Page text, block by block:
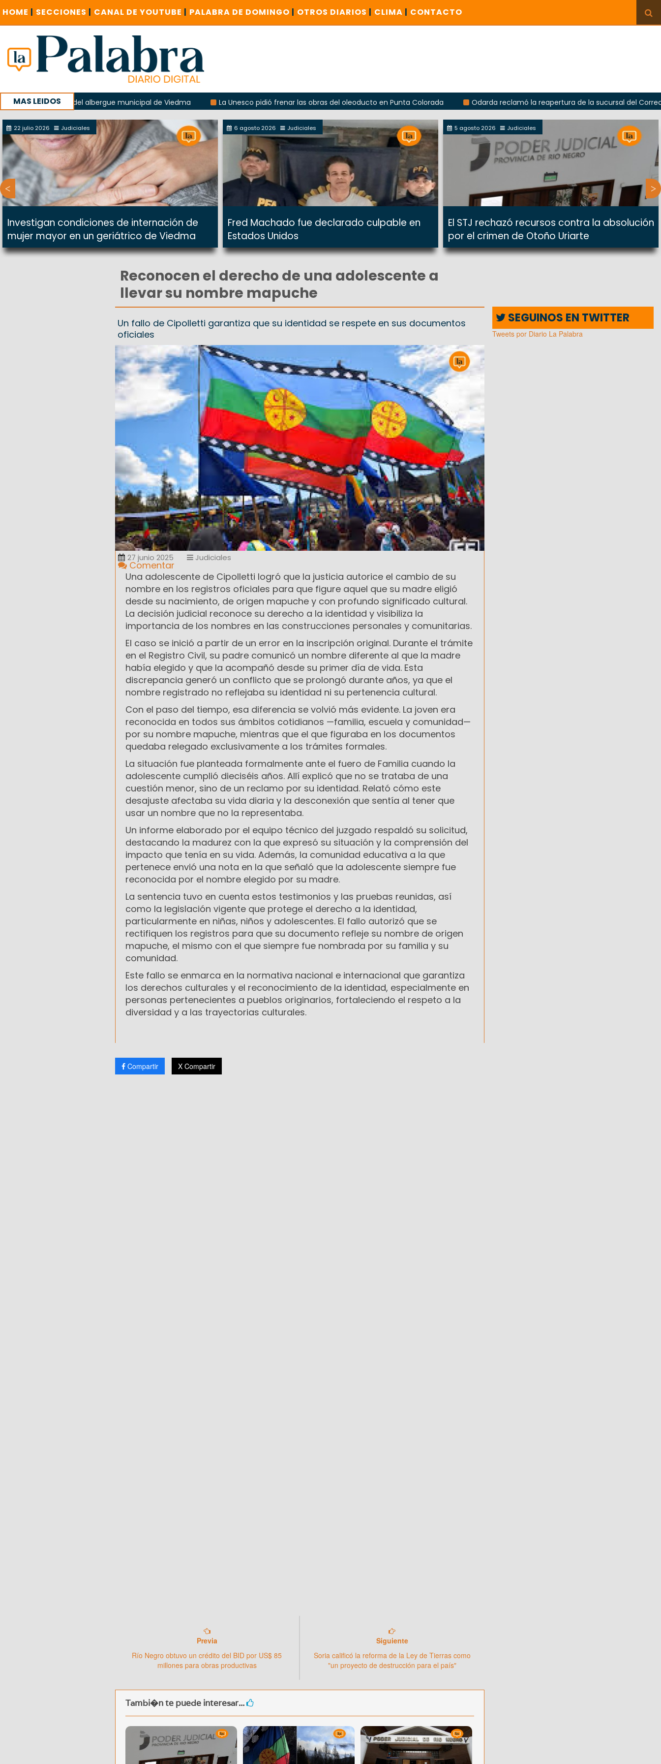
HOME | SECCIONES | CANAL DE YOUTUBE | PALABRA DE DOMINGO | OTROS DIARIOS | CLIMA | CONTACTO
MAS LEIDOS
explosión del albergue municipal de Viedma La Unesco pidió frenar las obras del oleoducto en Punta Colorada
Odarda reclamó la reapertura de la sucursal del Correo
con un encuentro provincial en Roca
22 julio 2026 Judiciales
Investigan condiciones de internación de
mujer mayor en un geriátrico de Viedma
6 agosto 2026 Judiciales
Fred Machado fue declarado culpable en
Estados Unidos
5 agosto 2026 Judiciales
El STJ rechazó recursos contra la absolución
por el crimen de Otoño Uriarte
Reconocen el derecho de una adolescente a
llevar su nombre mapuche
Un fallo de Cipolletti garantiza que su identidad se respete en sus documentos
oficiales
27 junio 2025 Judiciales
Comentar
Una adolescente de Cipolletti logró que la justicia autorice el cambio de su
nombre en los registros oficiales para que figure aquel que su madre eligió
desde su nacimiento, de origen mapuche y con profundo significado cultural.
La decisión judicial reconoce su derecho a la identidad y visibiliza la
importancia de los nombres en las construcciones personales y comunitarias.
El caso se inició a partir de un error en la inscripción original. Durante el trámite
en el Registro Civil, su padre comunicó un nombre diferente al que la madre
había elegido y que la acompañó desde su primer día de vida. Esta
discrepancia generó un conflicto que se prolongó durante años, ya que el
nombre registrado no reflejaba su identidad ni su pertenencia cultural.
Con el paso del tiempo, esa diferencia se volvió más evidente. La joven era
reconocida en todos sus ámbitos cotidianos —familia, escuela y comunidad—
por su nombre mapuche, mientras que el que figuraba en los documentos
quedaba relegado exclusivamente a los trámites formales.
La situación fue planteada formalmente ante el fuero de Familia cuando la
adolescente cumplió dieciséis años. Allí explicó que no se trataba de una
cuestión menor, sino de un reclamo por su identidad. Relató cómo este
desajuste afectaba su vida diaria y la desconexión que sentía al tener que
usar un nombre que no la representaba.
Un informe elaborado por el equipo técnico del juzgado respaldó su solicitud,
destacando la madurez con la que expresó su situación y la comprensión del
impacto que tenía en su vida. Además, la comunidad educativa a la que
pertenece envió una nota en la que señaló que la adolescente siempre fue
reconocida por el nombre elegido por su madre.
La sentencia tuvo en cuenta estos testimonios y las pruebas reunidas, así
como la legislación vigente que protege el derecho a la identidad,
particularmente en niñas, niños y adolescentes. El fallo autorizó que se
rectifiquen los registros para que su documento refleje su nombre de origen
mapuche, el mismo con el que siempre fue nombrada por su familia y su
comunidad.
Este fallo se enmarca en la normativa nacional e internacional que garantiza
los derechos culturales y el reconocimiento de la identidad, especialmente en
personas pertenecientes a pueblos originarios, fortaleciendo el respeto a la
diversidad y a las trayectorias culturales.
Compartir X Compartir
Previa
Río Negro obtuvo un crédito del BID por US$ 85
millones para obras productivas
Siguiente
Soria calificó la reforma de la Ley de Tierras como
"un proyecto de destrucción para el país"
Tambi�n te puede interesar...
SEGUINOS EN TWITTER
Tweets por Diario La Palabra